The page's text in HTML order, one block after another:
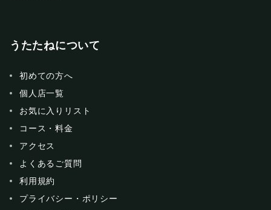
うたたねについて
初めての方へ
個人店一覧
お気に入りリスト
コース・料金
アクセス
よくあるご質問
利用規約
プライバシー・ポリシー